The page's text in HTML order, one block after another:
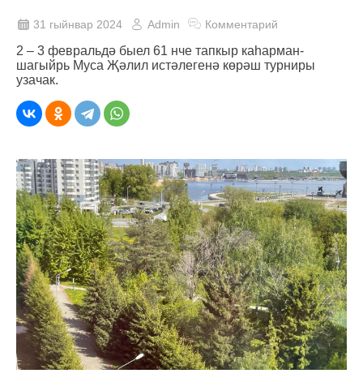
31 гыйнвар 2024 Admin Комментарий
2 – 3 февральдә быел 61 нче тапкыр каһарман-
шагыйрь Муса Җәлил истәлегенә көрәш турниры
узачак.